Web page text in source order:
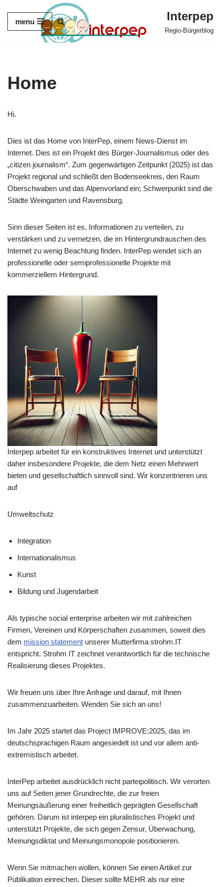
Zum
menu Interpep
Regio-Bürgerblog
Home
Hi.
Dies ist das Home von InterPep, einem News-Dienst im
Internet. Dies ist ein Projekt des Bürger-Journalismus oder des
„citizen journalism“. Zum gegenwärtigen Zeitpunkt (2025) ist das
Projekt regional und schließt den Bodenseekreis, den Raum
Oberschwaben und das Alpenvorland ein; Schwerpunkt sind die
Städte Weingarten und Ravensburg.
Sinn dieser Seiten ist es, Informationen zu verteilen, zu
verstärken und zu vernetzen, die im Hintergrundrauschen des
Internet zu wenig Beachtung finden. InterPep wendet sich an
professionelle oder semiprofessionelle Projekte mit
kommerziellem Hintergrund.
Interpep arbeitet für ein konstruktives Internet und unterstützt
daher insbesondere Projekte, die dem Netz einen Mehrwert
bieten und gesellschaftlich sinnvoll sind. Wir konzentrieren uns
auf
Umweltschutz
Integration
Internationalismus
Kunst
Bildung und Jugendarbeit
Als typische social enterprise arbeiten wir mit zahlreichen
Firmen, Vereinen und Körperschaften zusammen, soweit dies
dem mission statement unserer Mutterfirma strohm.IT
entspricht. Strohm IT zeichnet verantwortlich für die technische
Realisierung dieses Projektes.
Wir freuen uns über Ihre Anfrage und darauf, mit Ihnen
zusammenzuarbeiten. Wenden Sie sich an uns!
Im Jahr 2025 startet das Project IMPROVE:2025, das im
deutschsprachigen Raum angesiedelt ist und vor allem anti-
extremistisch arbeitet.
InterPep arbeitet ausdrücklich nicht parteipolitisch. Wir verorten
uns auf Seiten jener Grundrechte, die zur freien
Meinungsäußerung einer freiheitlich geprägten Gesellschaft
gehören. Darum ist interpep ein pluralistisches Projekt und
unterstützt Projekte, die sich gegen Zensur, Überwachung,
Meinungsdiktat und Meinungsmonopole positionieren.
Wenn Sie mitmachen wollen, können Sie einen Artikel zur
Publikation einreichen. Dieser sollte MEHR als nur eine